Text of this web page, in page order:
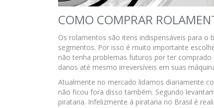
COMO COMPRAR
Os rolamentos são itens indispensáveis para
segmentos. Por isso é muito importante
não tenha problemas futuros por ter
danos até mesmo irreversíveis em suas
Atualmente no mercado lidamos diariamente
não ficou fora disso também. Segundo
pirataria. Infelizmente á pirataria no Brasil é